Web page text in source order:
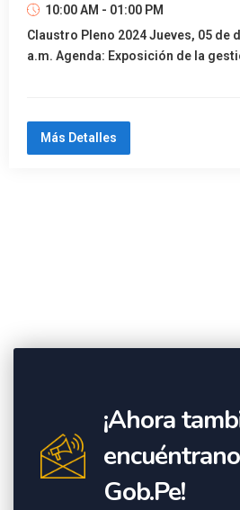
10:00 AM - 01:00 PM
Claustro Pleno 2024 Jueves, 05 de
a.m. Agenda: Exposición de la
Más Detalles
¡Ahora
Gob.Pe!